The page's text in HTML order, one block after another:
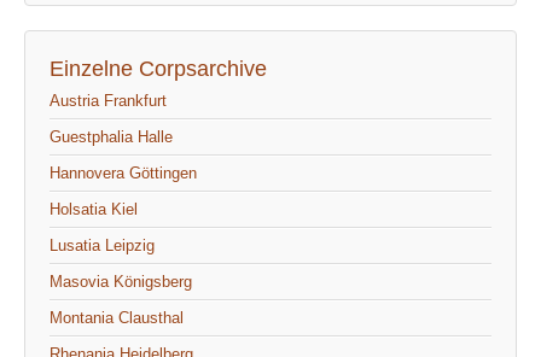
Einzelne Corpsarchive
Austria Frankfurt
Guestphalia Halle
Hannovera Göttingen
Holsatia Kiel
Lusatia Leipzig
Masovia Königsberg
Montania Clausthal